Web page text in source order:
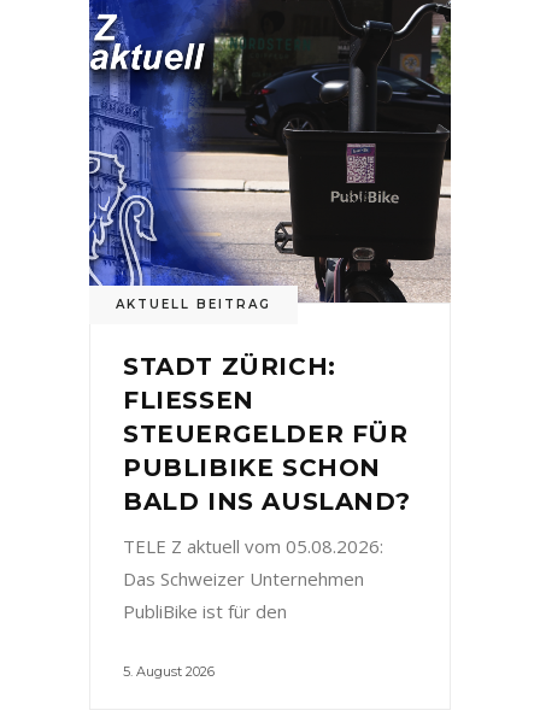
AKTUELL BEITRAG
STADT ZÜRICH:
FLIESSEN
STEUERGELDER FÜR
PUBLIBIKE SCHON
BALD INS AUSLAND?
TELE Z aktuell vom 05.08.2026:
Das Schweizer Unternehmen
PubliBike ist für den
5. August 2026